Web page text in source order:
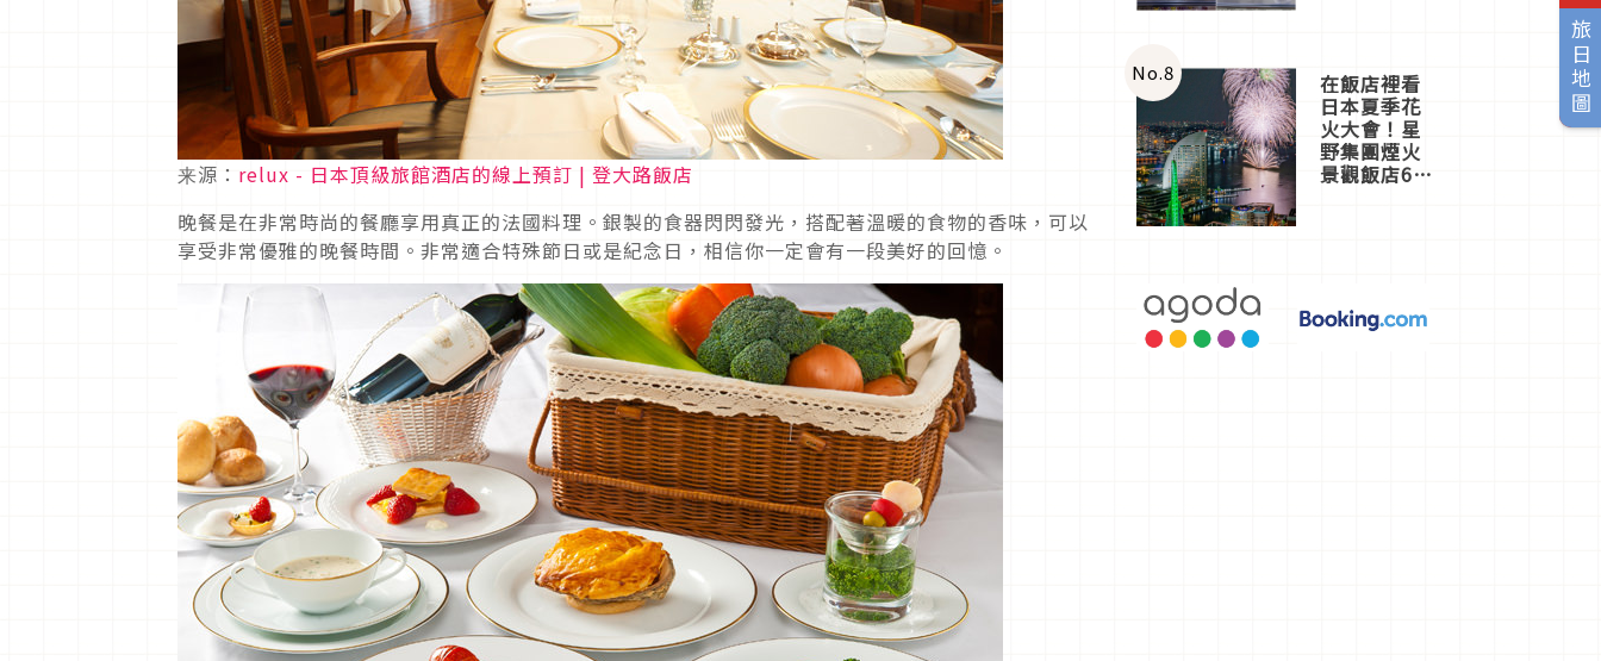
旅日地圖
来源： relux - 日本頂級旅館酒店的線上預訂 | 登大路飯店
晚餐是在非常時尚的餐廳享用真正的法國料理。銀製的食器閃閃發光，搭配著溫暖的食物的香味，可以
享受非常優雅的晚餐時間。非常適合特殊節日或是紀念日，相信你一定會有一段美好的回憶。
店3分即達
No.8 在飯店裡看
日本夏季花
火大會！星
野集團煙火
景觀飯店6